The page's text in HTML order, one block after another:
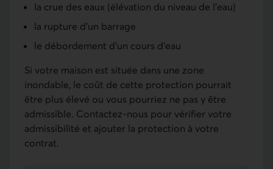
la crue des eaux (élévation du niveau de l'eau)
la rupture d’un barrage
le débordement d'un cours d’eau
Si votre maison est située dans une zone
inondable, le coût de cette protection pourrait
être plus élevé ou vous pourriez ne pas y être
admissible. Contactez-nous pour vérifier votre
admissibilité et ajouter la protection à votre
contrat.